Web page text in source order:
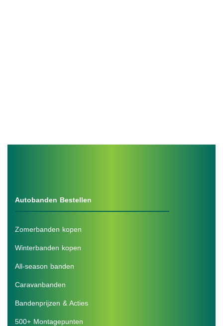
Autobanden Bestellen
Zomerbanden kopen
Winterbanden kopen
All-season banden
Caravanbanden
Bandenprijzen & Acties
500+ Montagepunten